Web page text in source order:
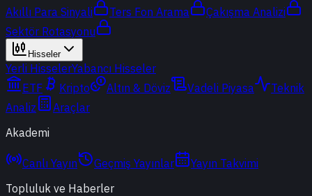
Akıllı Para Sinyali
Ters Fon Arama
Çakışma Analizi
Sektör Rotasyonu
Hisseler
Yerli HisselerYabancı Hisseler
ETF
Kripto Altın & Döviz Vadeli Piyasa
Teknik
Analiz
Araçlar
Akademi
Canlı Yayın Geçmiş Yayınlar
Yayın Takvimi
Topluluk ve Haberler